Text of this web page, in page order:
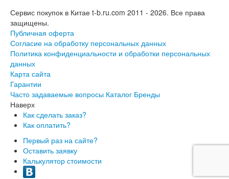
Сервис покупок в Китае t-b.ru.com 2011 - 2026. Все права
защищены.
Публичная оферта
Согласие на обработку персональных данных
Политика конфиденциальности и обработки персональных
данных
Карта сайта
Гарантии
Часто задаваемые вопросы Каталог Бренды
Наверх
Как сделать заказ?
Как оплатить?
Первый раз на сайте?
Оставить заявку
Калькулятор стоимости